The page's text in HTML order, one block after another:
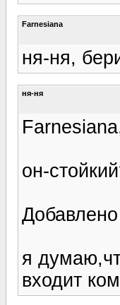
Farnesiana
ня-ня,
ня-ня
он-
я
входит